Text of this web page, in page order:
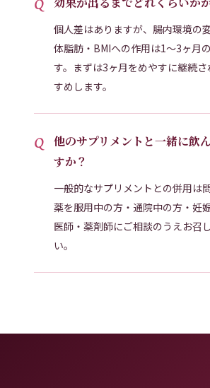
個人差はありますが、腸内環境の
体脂肪・BMIへの作用は1〜3ヶ月
す。まずは3ヶ月をめやすに継続
すめします。
他のサプリメントと一緒に飲
すか？
一般的なサプリメントとの併用は
薬を服用中の方・通院中の方・妊
医師・薬剤師にご相談のうえお召
い。